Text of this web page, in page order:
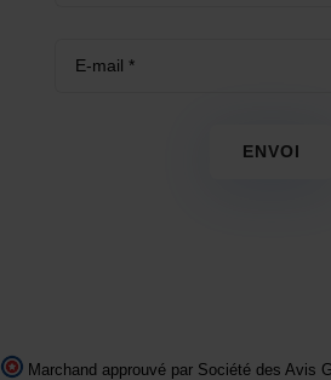
ENVOI
Marchand approuvé par Société des Avis